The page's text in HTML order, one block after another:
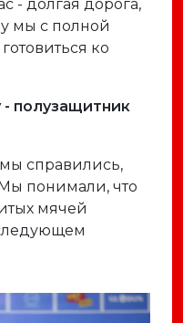
- долгая дорога,
мы с полной
ко
полузащитник
справились,
понимали, что
мячей